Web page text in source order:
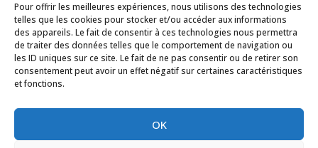
Pour offrir les meilleures expériences, nous utilisons des technologies
telles que les cookies pour stocker et/ou accéder aux informations
des appareils. Le fait de consentir à ces technologies nous permettra
de traiter des données telles que le comportement de navigation ou
les ID uniques sur ce site. Le fait de ne pas consentir ou de retirer son
consentement peut avoir un effet négatif sur certaines caractéristiques
et fonctions.
OK